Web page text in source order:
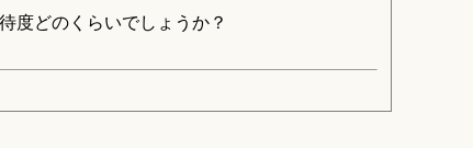
度どのくらいでしょうか？